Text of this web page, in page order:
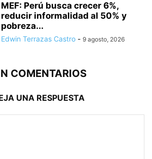
MEF: Perú busca crecer 6%,
reducir informalidad al 50% y
pobreza...
Edwin Terrazas Castro - 9 agosto, 2026
COMENTARIOS
UNA RESPUESTA